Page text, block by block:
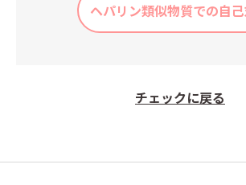
ヘパリン類似物質での自
チェックに戻る